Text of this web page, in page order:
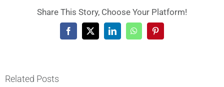
Share This Story, Choose Your Platform!
Facebook
X LinkedInWhatsAppPinterest
Related Posts